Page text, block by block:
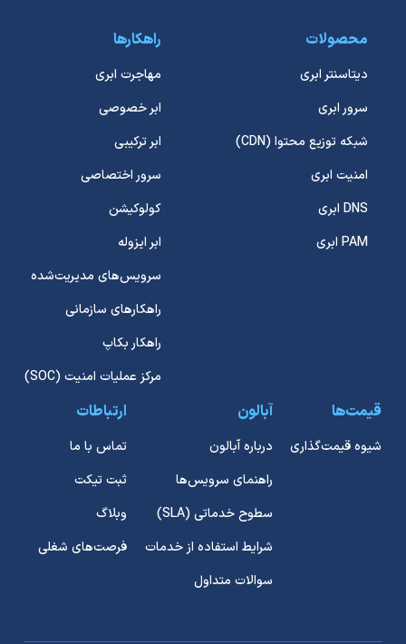
محصولات
دیتاسنتر ابری
سرور ابری
شبکه توزیع محتوا (CDN)
امنیت ابری
DNS ابری
PAM ابری
راهکارها
مهاجرت ابری
ابر خصوصی
ابر ترکیبی
سرور اختصاصی
کولوکیشن
ابر ایزوله
سرویس‌های مدیریت‌شده
راهکارهای سازمانی
راهکار بکاپ
مرکز عملیات امنیت (SOC)
قیمت‌ها
شیوه قیمت‌گذاری
آبالون
درباره آبالون
راهنمای سرویس‌ها
سطوح خدماتی (SLA)
شرایط استفاده از خدمات
سوالات متداول
ارتباطات
تماس با ما
ثبت تیکت
وبلاگ
فرصت‌های شغلی